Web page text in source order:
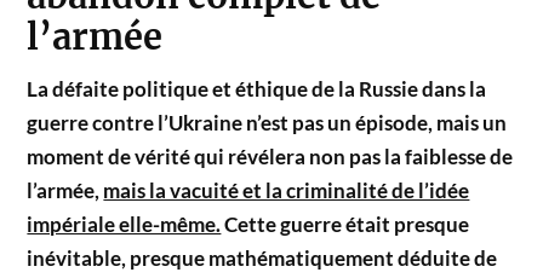
l’armée
La défaite politique et éthique de la Russie dans la
guerre contre l’Ukraine n’est pas un épisode, mais un
moment de vérité qui révélera non pas la faiblesse de
l’armée, mais la vacuité et la criminalité de l’idée
impériale elle-même.Cette guerre était presque
inévitable, presque mathématiquement déduite de